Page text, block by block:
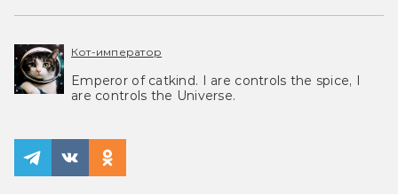
Кот-император
Emperor of catkind. I are controls the spice, I
are controls the Universe.